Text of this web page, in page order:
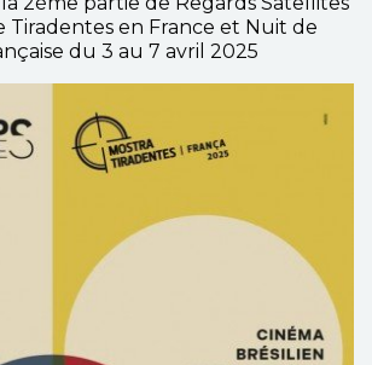
Tiradentes en France et Nuit de
du 3 au 7 avril 2025